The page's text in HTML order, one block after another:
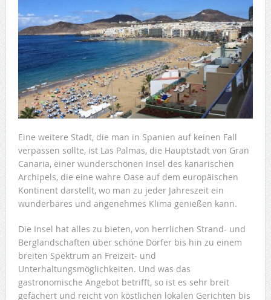
Eine weitere Stadt, die man in Spanien auf keinen Fall
verpassen sollte, ist Las Palmas, die Hauptstadt von Gran
Canaria, einer wunderschönen Insel des kanarischen
Archipels, die eine wahre Oase auf dem europäischen
Kontinent darstellt, wo man zu jeder Jahreszeit ein
wunderbares und angenehmes Klima genießen kann.
Die Insel hat alles zu bieten, von herrlichen Strand- und
Berglandschaften über schöne Dörfer bis hin zu einem
breiten Spektrum an Freizeit- und
Unterhaltungsmöglichkeiten. Und was das
gastronomische Angebot betrifft, so ist es sehr breit
gefächert und reicht von köstlichen lokalen Gerichten bis